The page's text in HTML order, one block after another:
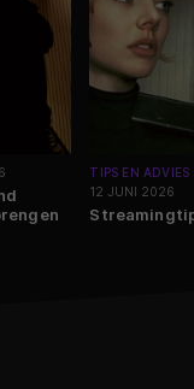
TIPS EN ADVIES
12 JUNI 2026